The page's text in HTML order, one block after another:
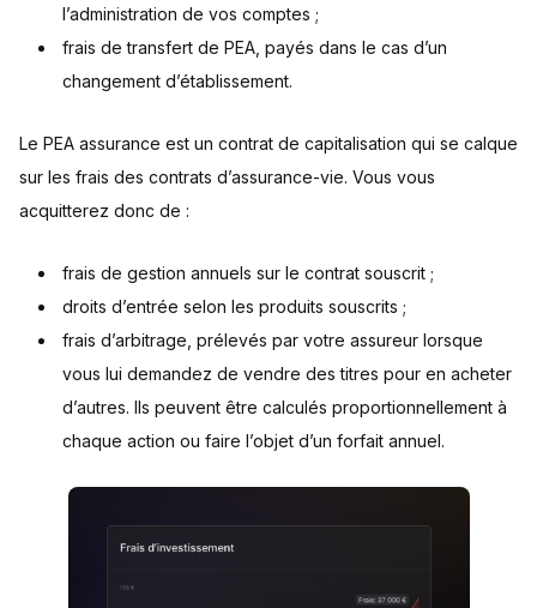
l’administration de vos comptes ;
frais de transfert de PEA, payés dans le cas d’un
changement d’établissement.
Le PEA assurance est un contrat de capitalisation qui se calque
sur les frais des contrats d’assurance-vie. Vous vous
acquitterez donc de :
frais de gestion annuels sur le contrat souscrit ;
droits d’entrée selon les produits souscrits ;
frais d’arbitrage, prélevés par votre assureur lorsque
vous lui demandez de vendre des titres pour en acheter
d’autres. Ils peuvent être calculés proportionnellement à
chaque action ou faire l’objet d’un forfait annuel.